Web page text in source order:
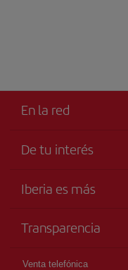
En la red
De tu interés
Accesibilidad
Mapa del sitio
Iberia es más
Grupo Iberia
Accionistas e Inversores
Transparencia
Venta telefónica